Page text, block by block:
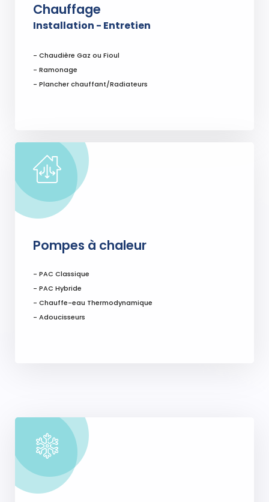
Chauffage
Installation - Entretien
- Chaudière Gaz ou Fioul
- Ramonage
- Plancher chauffant/Radiateurs
Pompes à chaleur
- PAC Classique
- PAC Hybride
- Chauffe-eau Thermodynamique
- Adoucisseurs